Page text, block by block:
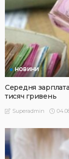
НОВИНИ
Середня
тисяч гривень
Superadmin